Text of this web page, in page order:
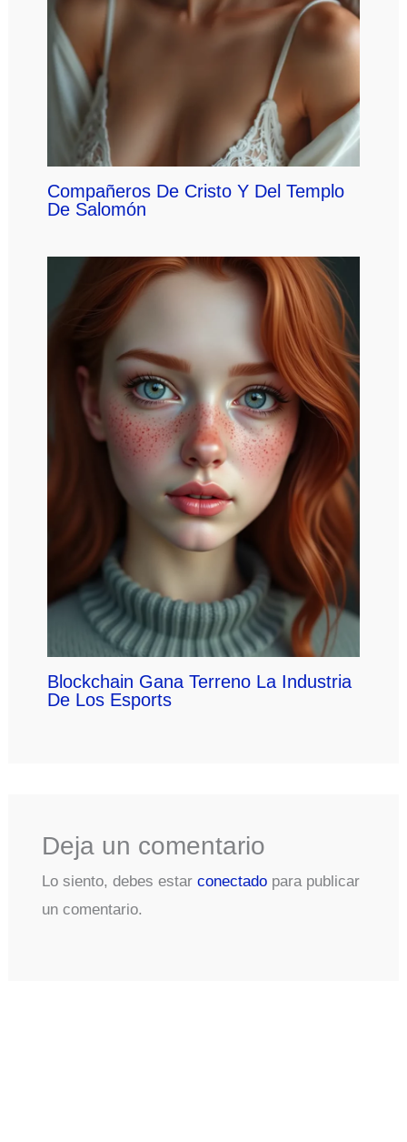
Compañeros De Cristo Y Del Templo
De Salomón
Blockchain Gana Terreno La Industria
De Los Esports
Deja un comentario
Lo siento, debes estar conectadopara publicar
un comentario.